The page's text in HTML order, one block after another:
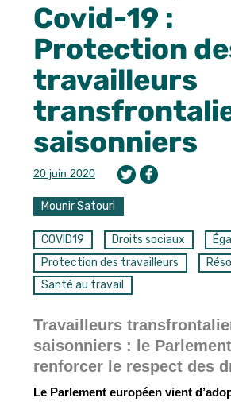
Covid-19 :
Protection
travailleurs
saisonniers
20 juin 2020
Mounir Satouri
COVID19 Droits sociaux
Protection des travailleurs
Santé au travail
Travailleurs
saisonniers :
le
renforcer le respect des
Le Parlement européen vient